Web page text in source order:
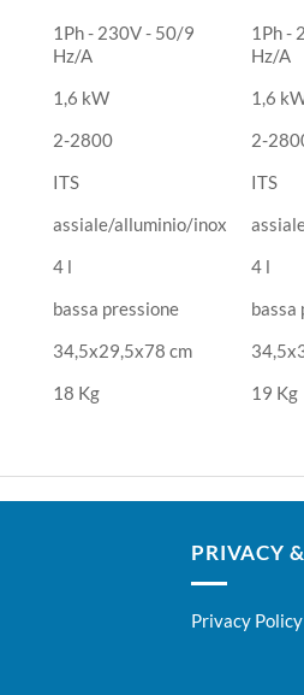
1Ph - 230V - 50/9
Hz/A
1Ph -
Hz/A
1,6 kW 1,6
2-2800 2-
ITS ITS
assiale/alluminio/inox
4 l 4 l
bassa pressione bassa
34,5x29,5x78 cm
18 Kg 19 Kg
PRIVACY
Privacy Policy